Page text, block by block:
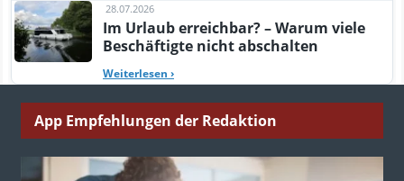
28.07.2026
Im Urlaub erreichbar? – Warum viele
Beschäftigte nicht abschalten
Weiterlesen ›
App Empfehlungen der Redaktion